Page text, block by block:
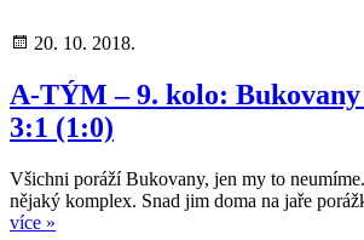
20. 10. 2018.
A-TÝM – 9. kolo: Bukovany
3:1 (1:0)
Všichni poráží Bukovany, jen my to
nějaký komplex. Snad jim doma na jaře
více »